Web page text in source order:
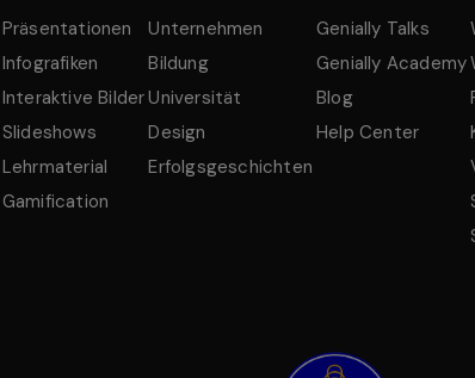
Präsentationen
Infografiken
Interaktive Bilder
Slideshows
Lehrmaterial
Gamification
Unternehmen
Bildung
Universität
Design
Erfolgsgeschichten
Genially Talks
Genially Academy
Blog
Help Center